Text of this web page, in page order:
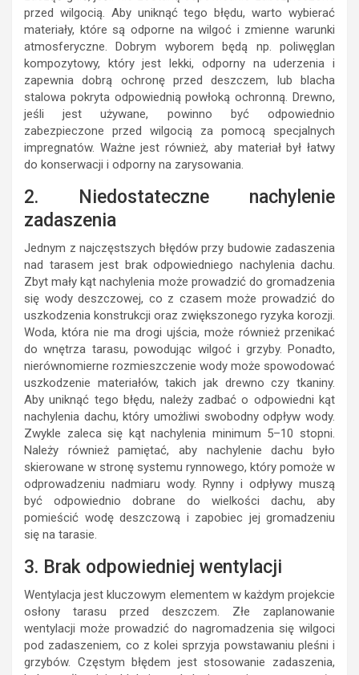
przed wilgocią. Aby uniknąć tego błędu, warto wybierać
materiały, które są odporne na wilgoć i zmienne warunki
atmosferyczne. Dobrym wyborem będą np. poliwęglan
kompozytowy, który jest lekki, odporny na uderzenia i
zapewnia dobrą ochronę przed deszczem, lub blacha
stalowa pokryta odpowiednią powłoką ochronną. Drewno,
jeśli jest używane, powinno być odpowiednio
zabezpieczone przed wilgocią za pomocą specjalnych
impregnatów. Ważne jest również, aby materiał był łatwy
do konserwacji i odporny na zarysowania.
2. Niedostateczne nachylenie
zadaszenia
Jednym z najczęstszych błędów przy budowie zadaszenia
nad tarasem jest brak odpowiedniego nachylenia dachu.
Zbyt mały kąt nachylenia może prowadzić do gromadzenia
się wody deszczowej, co z czasem może prowadzić do
uszkodzenia konstrukcji oraz zwiększonego ryzyka korozji.
Woda, która nie ma drogi ujścia, może również przenikać
do wnętrza tarasu, powodując wilgoć i grzyby. Ponadto,
nierównomierne rozmieszczenie wody może spowodować
uszkodzenie materiałów, takich jak drewno czy tkaniny.
Aby uniknąć tego błędu, należy zadbać o odpowiedni kąt
nachylenia dachu, który umożliwi swobodny odpływ wody.
Zwykle zaleca się kąt nachylenia minimum 5–10 stopni.
Należy również pamiętać, aby nachylenie dachu było
skierowane w stronę systemu rynnowego, który pomoże w
odprowadzeniu nadmiaru wody. Rynny i odpływy muszą
być odpowiednio dobrane do wielkości dachu, aby
pomieścić wodę deszczową i zapobiec jej gromadzeniu
się na tarasie.
3. Brak odpowiedniej wentylacji
Wentylacja jest kluczowym elementem w każdym projekcie
osłony tarasu przed deszczem. Złe zaplanowanie
wentylacji może prowadzić do nagromadzenia się wilgoci
pod zadaszeniem, co z kolei sprzyja powstawaniu pleśni i
grzybów. Częstym błędem jest stosowanie zadaszenia,